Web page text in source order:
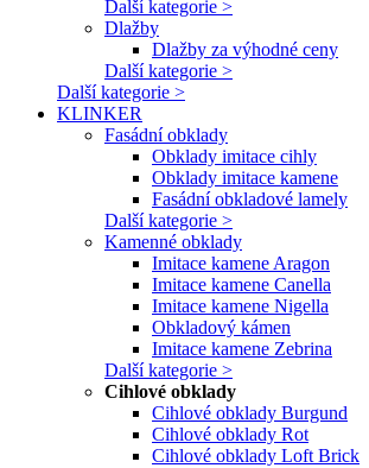
Další kategorie >
Dlažby
Dlažby za výhodné ceny
Další kategorie >
Další kategorie >
KLINKER
Fasádní obklady
Obklady imitace cihly
Obklady imitace kamene
Fasádní obkladové lamely
Další kategorie >
Kamenné obklady
Imitace kamene Aragon
Imitace kamene Canella
Imitace kamene Nigella
Obkladový kámen
Imitace kamene Zebrina
Další kategorie >
Cihlové obklady
Cihlové obklady Burgund
Cihlové obklady Rot
Cihlové obklady Loft Brick